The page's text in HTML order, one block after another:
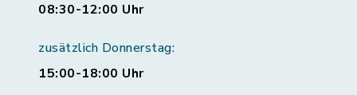
08:30-12:00 Uhr
zusätzlich Donnerstag:
15:00-18:00 Uhr